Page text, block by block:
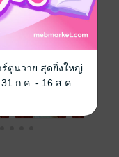
ร์ตูนวาย สุดยิ่งใหญ่
ก.ค. - 16 ส.ค.